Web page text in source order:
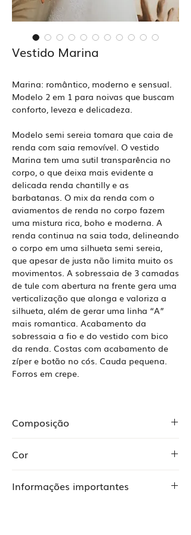
Vestido Marina
Marina: romântico, moderno e sensual.
Modelo 2 em 1 para noivas que buscam
conforto, leveza e delicadeza.
Modelo semi sereia tomara que caia de
renda com saia removível. O vestido
Marina tem uma sutil transparência no
corpo, o que deixa mais evidente a
delicada renda chantilly e as
barbatanas. O mix da renda com o
aviamentos de renda no corpo fazem
uma mistura rica, boho e moderna. A
renda continua na saia toda, delineando
o corpo em uma silhueta semi sereia,
que apesar de justa não limita muito os
movimentos. A sobressaia de 3 camadas
de tule com abertura na frente gera uma
verticalização que alonga e valoriza a
silhueta, além de gerar uma linha “A”
mais romantica. Acabamento da
sobressaia a fio e do vestido com bico
da renda. Costas com acabamento de
zíper e botão no cós. Cauda pequena.
Forros em crepe.
Composição
Crepe 96% poliéster 4% elastano
Renda
Cor
Informações importantes